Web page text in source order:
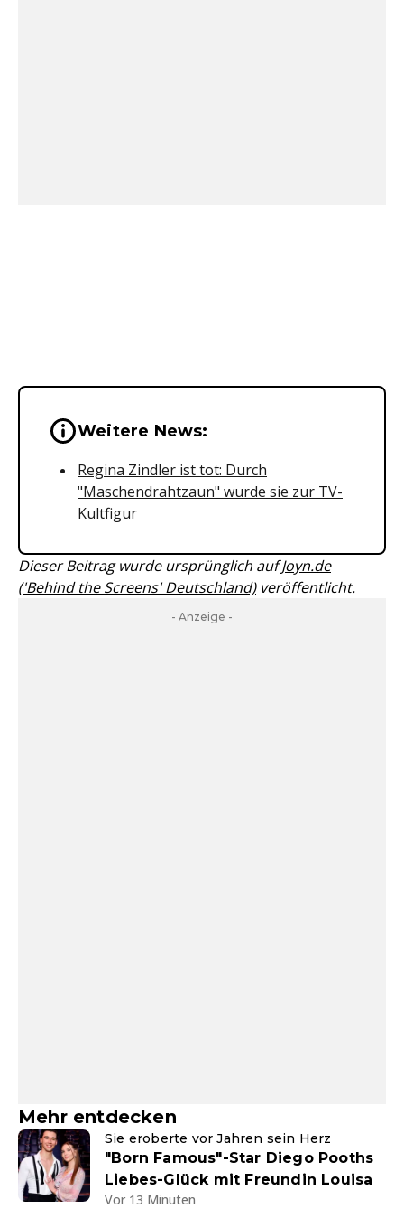
Wichtige Hinweise &
Weitere News:
Regina Zindler ist tot: Durch
"Maschendrahtzaun" wurde sie zur TV-
Kultfigur
Dieser Beitrag wurde ursprünglich aufJoyn.de
('Behind the Screens' Deutschland)veröffentlicht.
- Anzeige -
Mehr entdecken
Sie eroberte vor Jahren sein Herz
"Born Famous"-Star Diego Pooths
Liebes-Glück mit Freundin Louisa
Vor 13 Minuten